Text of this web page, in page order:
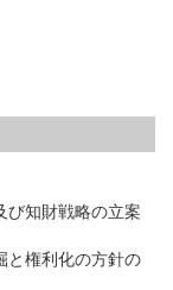
び知財戦略の立案
と権利化の方針の